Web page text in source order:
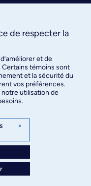
de respecter la
et de
Certains témoins sont
et la sécurité du
vos préférences.
utilisation de
>